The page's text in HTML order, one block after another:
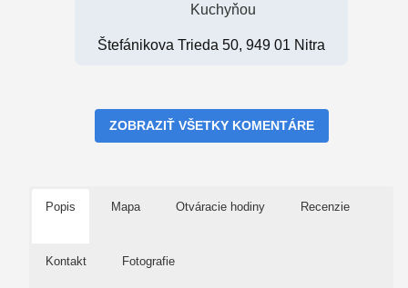
Kuchyňou
Štefánikova Trieda 50, 949 01 Nitra
ZOBRAZIŤ VŠETKY KOMENTÁRE
Popis Mapa Otváracie hodiny Recenzie
Kontakt Fotografie